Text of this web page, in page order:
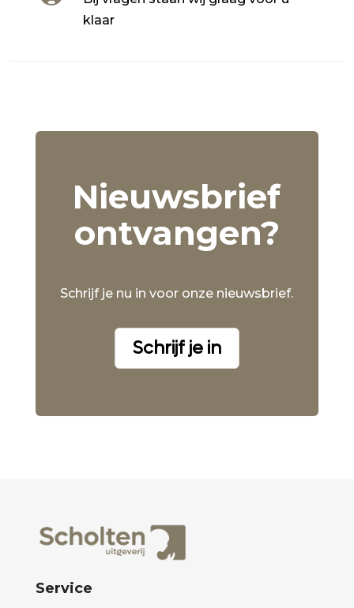
klaar
Nieuwsbrief
ontvangen?
Schrijf je nu in voor onze nieuwsbrief.
Schrijf je in
Service